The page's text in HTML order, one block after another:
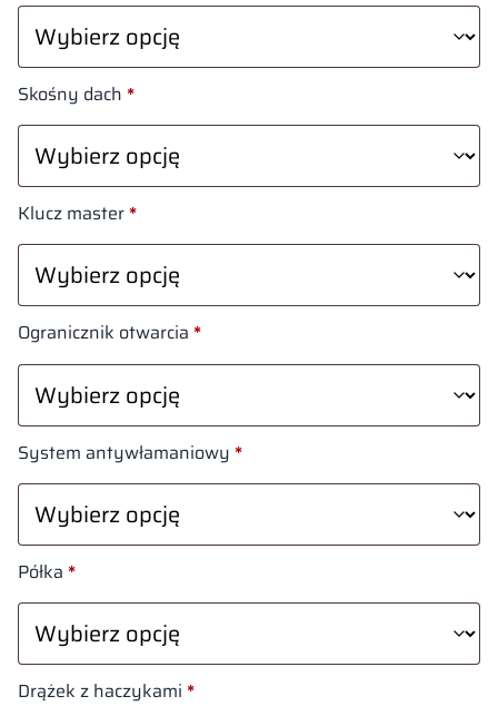
Skośny dach *
Klucz master *
Ogranicznik otwarcia *
System antywłamaniowy *
Półka *
Drążek z haczykami *